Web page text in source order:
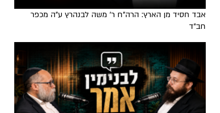
אבד חסיד מן הארץ: הרה"ח ר' משה לבנהרץ ע"ה מכפר
חב"ד